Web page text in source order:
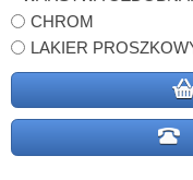
CHROM
LAKIER